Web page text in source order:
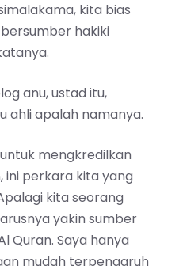
kita bias
hakiki
anu, ustad itu,
ahli apalah namanya.
mengkredilkan
ini perkara kita yang
kita seorang
yakin sumber
Quran. Saya hanya
mudah terpengaruh